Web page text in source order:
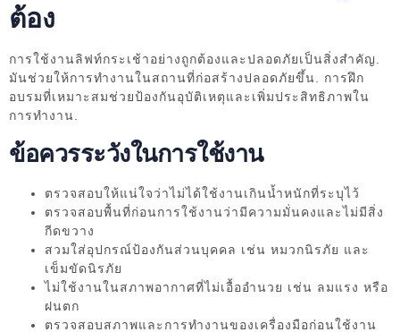
ต้อง
การใช้งานลิฟท์กระเช้าอย่างถูกต้องและปลอดภัยเป็นสิ่งสำคัญ.
มันช่วยให้การทำงานในสถานที่ก่อสร้างปลอดภัยขึ้น. การฝึก
อบรมที่เหมาะสมช่วยป้องกันอุบัติเหตุและเพิ่มประสิทธิภาพใน
การทำงาน.
ข้อควรระวังในการใช้งาน
ตรวจสอบให้แน่ใจว่าไม่ได้ใช้งานเกินน้ำหนักที่ระบุไว้
ตรวจสอบพื้นที่ก่อนการใช้งานว่ามีความมั่นคงและไม่มีสิ่ง
กีดขวาง
สวมใส่อุปกรณ์ป้องกันส่วนบุคคล เช่น หมวกนิรภัย และ
เข็มขัดนิรภัย
ไม่ใช้งานในสภาพอากาศที่ไม่เอื้ออำนวย เช่น ลมแรง หรือ
ฝนตก
ตรวจสอบสภาพและการทำงานของเครื่องมือก่อนใช้งาน